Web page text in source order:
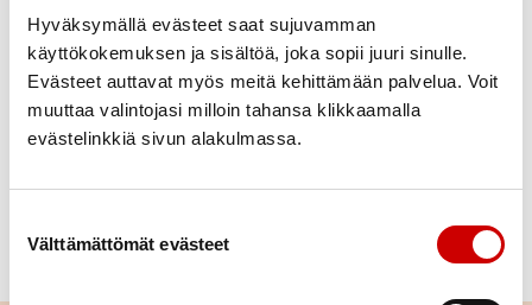
Hyväksymällä evästeet saat sujuvamman
käyttökokemuksen ja sisältöä, joka sopii juuri sinulle.
Evästeet auttavat myös meitä kehittämään palvelua. Voit
muuttaa valintojasi milloin tahansa klikkaamalla
evästelinkkiä sivun alakulmassa.
Välttämättömät evästeet
Julkaistu 20.11.2025
Jaa Whatsapp
Jaa Facebook
Jaa TwitterJaa Linkedin
Jaa EmailJaa Print
Digipalveluluennon aineisto julkaistu. Lue tästä!
DIGIPALVELULUENTO